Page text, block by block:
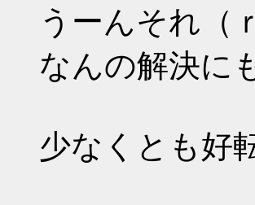
うーんそれ（
なんの解決に
少なくとも好